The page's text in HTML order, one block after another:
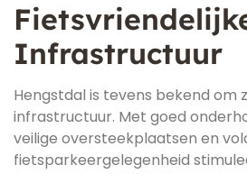
Infrastructuur
Hengstdal is tevens bekend om
infrastructuur. Met goed
veilige oversteekplaatsen en
fietsparkeergelegenheid